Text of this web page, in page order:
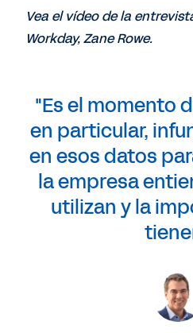
Vea el vídeo de la
Workday, Zane Rowe.
"Es el momento
en particular,
en esos datos
la empresa
utilizan y la